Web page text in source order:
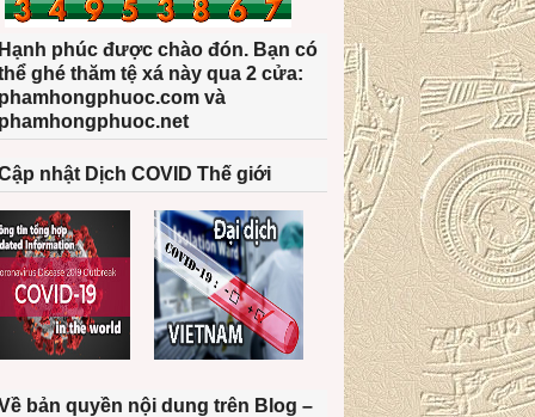
phúc được chào đón. Bạn có
ghé thăm tệ xá này qua 2 cửa:
và
nhật Dịch COVID Thế giới
bản quyền nội dung trên Blog –